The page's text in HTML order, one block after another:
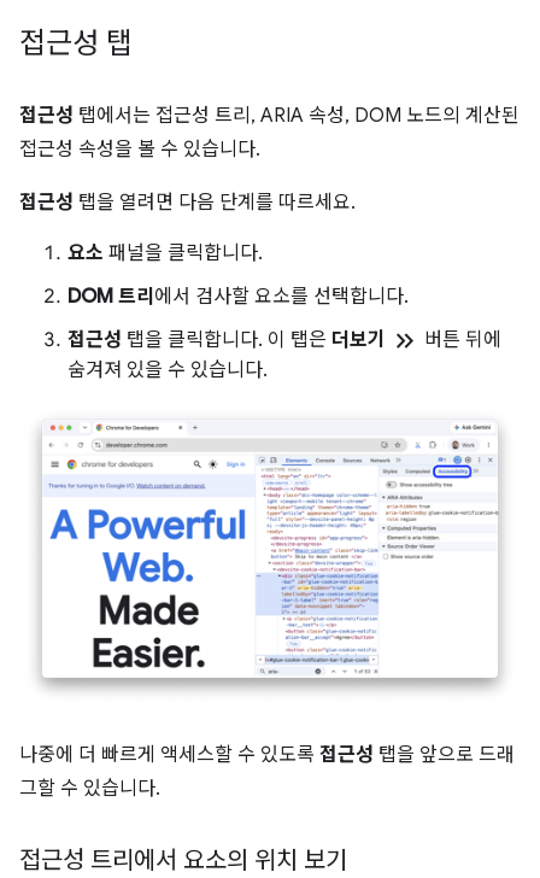
접근성 탭
접근성 탭에서는 접근성 트리, ARIA 속성, DOM 노드의 계산된
접근성 속성을 볼 수 있습니다.
접근성 탭을 열려면 다음 단계를 따르세요.
요소 패널을 클릭합니다.
DOM 트리 에서 검사할 요소를 선택합니다.
접근성 탭을 클릭합니다. 이 탭은 더보기 keyboard_double_arrow_right 버튼 뒤에
숨겨져 있을 수 있습니다.
나중에 더 빠르게 액세스할 수 있도록 접근성 탭을 앞으로 드래
그할 수 있습니다.
접근성 트리에서 요소의 위치 보기